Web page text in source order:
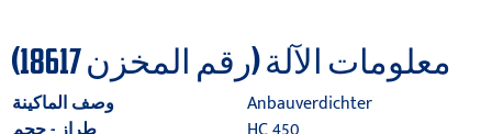
معلومات الآلة (رقم المخزن 18617)
وصف الماكينة
Anbauverdichter